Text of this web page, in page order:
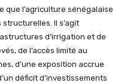
que l’agriculture sénégalaise
Il s’agit
d’irrigation et de
de l’accès limité au
d’une exposition accrue
déficit d’investissements